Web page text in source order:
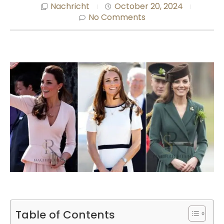
Nachricht
October 20, 2024
No Comments
Table of Contents